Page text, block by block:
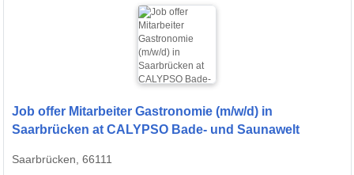
Job offer Mitarbeiter Gastronomie (m/w/d) in
Saarbrücken at CALYPSO Bade- und Saunawelt
Saarbrücken, 66111